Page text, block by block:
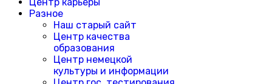
Разное
Наш старый сайт
Центр качества
образования
Центр немецкой
культуры и информации